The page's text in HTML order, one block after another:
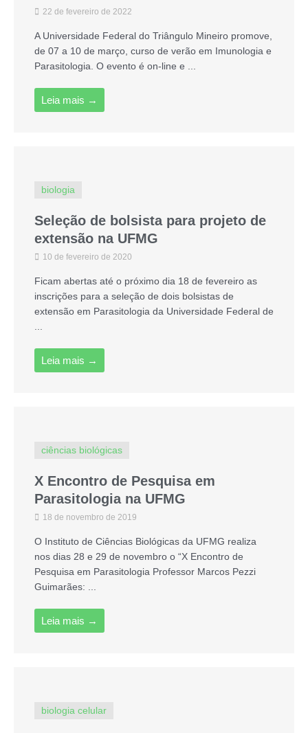
22 de fevereiro de 2022
A Universidade Federal do Triângulo Mineiro promove,
de 07 a 10 de março, curso de verão em Imunologia e
Parasitologia. O evento é on-line e ...
Leia mais →
biologia
Seleção de bolsista para projeto de
extensão na UFMG
10 de fevereiro de 2020
Ficam abertas até o próximo dia 18 de fevereiro as
inscrições para a seleção de dois bolsistas de
extensão em Parasitologia da Universidade Federal de
...
Leia mais →
ciências biológicas
X Encontro de Pesquisa em
Parasitologia na UFMG
18 de novembro de 2019
O Instituto de Ciências Biológicas da UFMG realiza
nos dias 28 e 29 de novembro o “X Encontro de
Pesquisa em Parasitologia Professor Marcos Pezzi
Guimarães: ...
Leia mais →
biologia celular